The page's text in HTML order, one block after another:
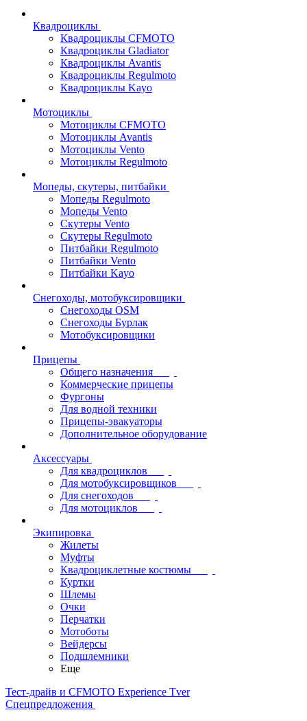
Квадроциклы
Квадроциклы CFMOTO
Квадроциклы Gladiator
Квадроциклы Avantis
Квадроциклы Regulmoto
Квадроциклы Kayo
Мотоциклы
Мотоциклы CFMOTO
Мотоциклы Avantis
Мотоциклы Vento
Мотоциклы Regulmoto
Мопеды, скутеры, питбайки
Мопеды Regulmoto
Мопеды Vento
Скутеры Vento
Скутеры Regulmoto
Питбайки Regulmoto
Питбайки Vento
Питбайки Kayo
Снегоходы, мотобуксировщики
Снегоходы OSM
Снегоходы Бурлак
Мотобуксировщики
Прицепы
Общего назначения
Коммерческие прицепы
Фургоны
Для водной техники
Прицепы-эвакуаторы
Дополнительное оборудование
Аксессуары
Для квадроциклов
Для мотобуксировщиков
Для снегоходов
Для мотоциклов
Экипировка
Жилеты
Муфты
Квадроциклетные костюмы
Куртки
Шлемы
Очки
Перчатки
Мотоботы
Вейдерсы
Подшлемники
Еще
Тест-драйв и CFMOTO Experience Tver
Спецпредложения